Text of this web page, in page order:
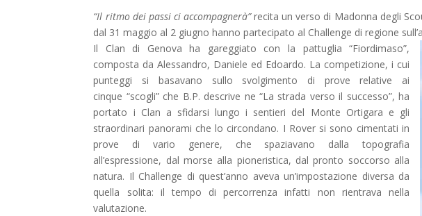
“Il ritmo dei passi ci accompagnerà”recita un verso di Madonna degli
dal 31 maggio al 2 giugno hanno partecipato al Challenge di regione
Il Clan di Genova ha gareggiato con la pattuglia “Fiordimaso”,
composta da Alessandro, Daniele ed Edoardo. La competizione, i cui
punteggi si basavano sullo svolgimento di prove relative ai
cinque “scogli” che B.P. descrive ne “La strada verso il successo”, ha
portato i Clan a sfidarsi lungo i sentieri del Monte Ortigara e gli
straordinari panorami che lo circondano. I Rover si sono cimentati in
prove di vario genere, che spaziavano dalla topografia
all’espressione, dal morse alla pioneristica, dal pronto soccorso alla
natura. Il Challenge di quest’anno aveva un’impostazione diversa da
quella solita: il tempo di percorrenza infatti non rientrava nella
valutazione.